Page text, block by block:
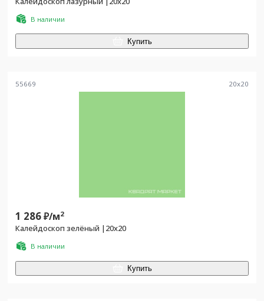
В наличии
Купить
55669 20x20
1 286₽/м2
Калейдоскоп зелёный |20x20
В наличии
Купить